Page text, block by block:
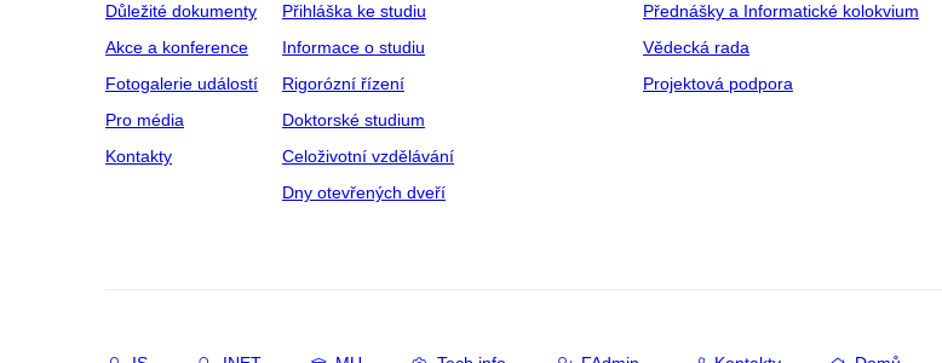
Důležité dokumenty
Akce a konference
Fotogalerie událostí
Pro média
Kontakty
Přihláška ke studiu
Informace o studiu
Rigorózní řízení
Doktorské studium
Celoživotní vzdělávání
Dny otevřených dveří
Přednášky a Informatické kolokvium
Vědecká rada
Projektová podpora